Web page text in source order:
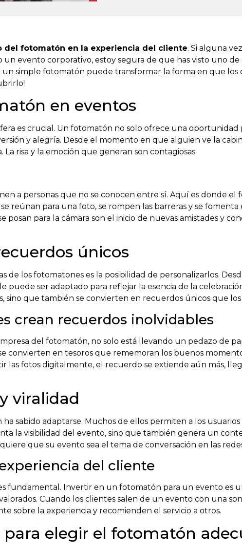
del fotomatón en la experiencia del cliente. Si alguna
evento corporativo, estoy segura de que has visto uno de
simple fotomatón puede transformar la forma en que los
en eventos
es crucial. Un fotomatón no solo ofrece una oportunidad
y alegría. Desde el momento en que alguien ve la
risa y la emoción que generan son contagiosas.
a personas que no se conocen entre sí. Aquí es donde
reúnan para una foto, se rompen las barreras y se fomenta
posan para la cámara son el inicio de nuevas amistades y
únicos
de los fotomatones es la posibilidad de personalizarlos.
ser adaptado para reflejar la esencia de la
sino que también se convierten en recuerdos únicos que
crean recuerdos inolvidables
del fotomatón, no solo está llevando un pedazo de
convierten en tesoros que rememoran los buenos
las fotos digitalmente, el recuerdo se extiende aún más,
viralidad
sabido adaptarse. Muchos de ellos permiten a los
la visibilidad del evento, sino que también genera un
que su evento sea el tema de conversación en las
del cliente
fundamental. Invertir en un fotomatón para un evento es
Cuando los clientes salen de un evento con una
sobre la experiencia y recomienden el servicio a otros.
para elegir el fotomatón